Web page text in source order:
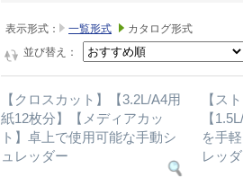
表示形式： 一覧形式
カタログ形式
並び替え：
【クロスカット】【3.2L/A4用
紙12枚分】【メディアカッ
ト】卓上で使用可能な手動シ
ュレッダー
【ス
【
を手
レッ